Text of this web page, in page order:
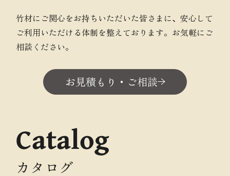
竹材にご関心をお持ちいただいた皆さまに、安心して
ご利用いただける体制を整えております。お気軽にご
相談ください。
お見積もり・ご相談
Catalog
カタログ